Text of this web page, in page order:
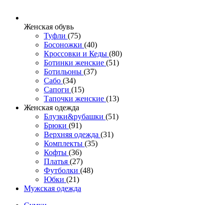
Женcкая обувь
Туфли (75)
Босоножки (40)
Кроссовки и Кеды (80)
Ботинки женские (51)
Ботильоны (37)
Сабо (34)
Сапоги (15)
Тапочки женские (13)
Женская одежда
Блузки&рубашки (51)
Брюки (91)
Верхняя одежда (31)
Комплекты (35)
Кофты (36)
Платья (27)
Футболки (48)
Юбки (21)
Мужская одежда